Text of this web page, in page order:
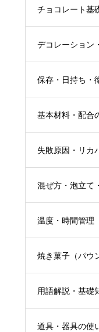
チョコレート基
デコレーション
保存・日持ち・
基本材料・配合
失敗原因・リカ
混ぜ方・泡立て
温度・時間管理
焼き菓子（パウ
用語解説・基礎
道具・器具の使